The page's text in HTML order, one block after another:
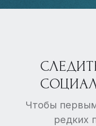
Чтобы
редких